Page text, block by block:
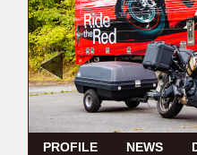
PROFILE NEWS